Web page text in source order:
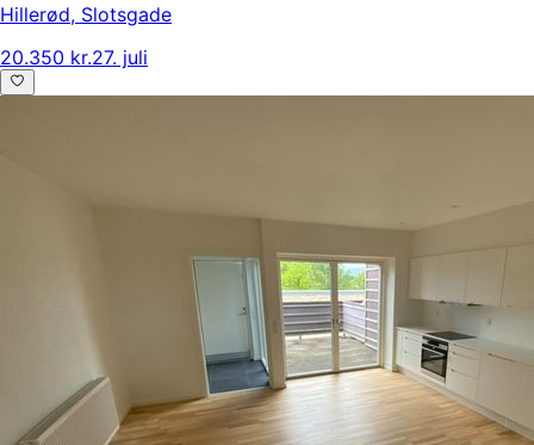
Hillerød, Slotsgade
20.350 kr.27. juli